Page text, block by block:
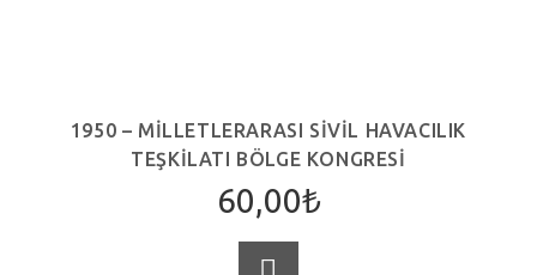
1950 – MILLETLERARASI SIVIL HAVACILIK
TEŞKILATI BÖLGE KONGRESI
60,00₺